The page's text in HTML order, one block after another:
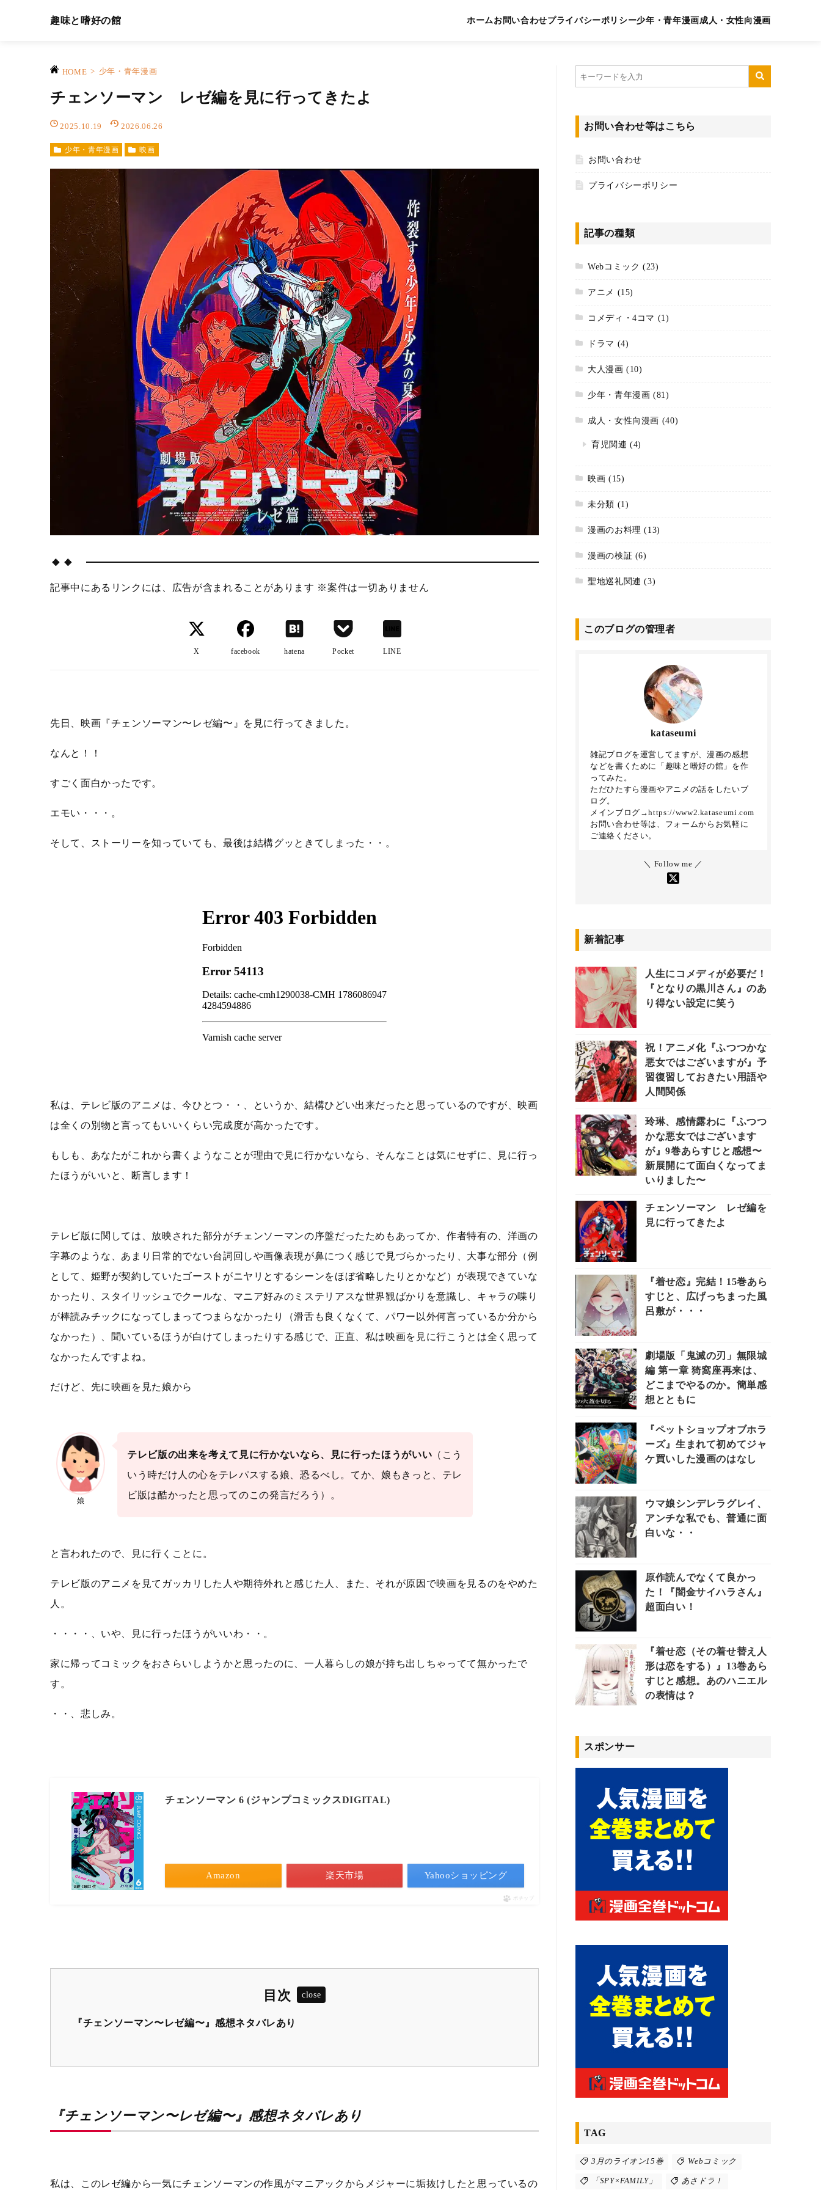
趣味と嗜好の館 ホームお問い合わせプライバシーポリシー少年・青年漫画成人・女性向漫画
HOME > 少年・青年漫画
チェンソーマン レゼ編を見に行ってきたよ
2025.10.19 2026.06.26
少年・青年漫画 映画
🔸🔸
記事中にあるリンクには、広告が含まれることがあります ※案件は一切ありません
X facebook hatena Pocket LINE
先日、映画『チェンソーマン〜レゼ編〜』を見に行ってきました。
なんと！！
すごく面白かったです。
エモい・・・。
そして、ストーリーを知っていても、最後は結構グッときてしまった・・。
私は、テレビ版のアニメは、今ひとつ・・、というか、結構ひどい出来だったと思っているのですが、映画
は全くの別物と言ってもいいくらい完成度が高かったです。
もしも、あなたがこれから書くようなことが理由で見に行かないなら、そんなことは気にせずに、見に行っ
たほうがいいと、断言します！
テレビ版に関しては、放映された部分がチェンソーマンの序盤だったためもあってか、作者特有の、洋画の
字幕のような、あまり日常的でない台詞回しや画像表現が鼻につく感じで見づらかったり、大事な部分（例
として、姫野が契約していたゴーストがニヤリとするシーンをほぼ省略したりとかなど）が表現できていな
かったり、スタイリッシュでクールな、マニア好みのミステリアスな世界観ばかりを意識し、キャラの喋り
が棒読みチックになってしまってつまらなかったり（滑舌も良くなくて、パワー以外何言っているか分から
なかった）、聞いているほうが白けてしまったりする感じで、正直、私は映画を見に行こうとは全く思って
なかったんですよね。
だけど、先に映画を見た娘から
娘
テレビ版の出来を考えて見に行かないなら、見に行ったほうがいい （こう
いう時だけ人の心をテレパスする娘、恐るべし。てか、娘もきっと、テレ
ビ版は酷かったと思ってのこの発言だろう）。
と言われたので、見に行くことに。
テレビ版のアニメを見てガッカリした人や期待外れと感じた人、また、それが原因で映画を見るのをやめた
人。
・・・・、いや、見に行ったほうがいいわ・・。
家に帰ってコミックをおさらいしようかと思ったのに、一人暮らしの娘が持ち出しちゃってて無かったで
す。
・・、悲しみ。
チェンソーマン 6 (ジャンプコミックスDIGITAL)
Amazon 楽天市場 Yahooショッピング
ポチップ
目次
『チェンソーマン〜レゼ編〜』感想ネタバレあり
『チェンソーマン〜レゼ編〜』感想ネタバレあり
私は、このレゼ編から一気にチェンソーマンの作風がマニアックからメジャーに垢抜けしたと思っているの
お問い合わせ等はこちら
お問い合わせ
プライバシーポリシー
記事の種類
Webコミック (23)
アニメ (15)
コメディ・4コマ (1)
ドラマ (4)
大人漫画 (10)
少年・青年漫画 (81)
成人・女性向漫画 (40)
育児関連 (4)
映画 (15)
未分類 (1)
漫画のお料理 (13)
漫画の検証 (6)
聖地巡礼関連 (3)
このブログの管理者
kataseumi
雑記ブログを運営してますが、漫画の感想
などを書くために「趣味と嗜好の館」を作
ってみた。
ただひたすら漫画やアニメの話をしたいブ
ログ。
メインブログ→https://www2.kataseumi.com
お問い合わせ等は、フォームからお気軽に
ご連絡ください。
＼ Follow me ／
新着記事
人生にコメディが必要だ！
『となりの黒川さん』のあ
り得ない設定に笑う
祝！アニメ化『ふつつかな
悪女ではございますが』予
習復習しておきたい用語や
人間関係
玲琳、感情露わに『ふつつ
かな悪女ではございます
が』9巻あらすじと感想〜
新展開にて面白くなってま
いりました〜
チェンソーマン レゼ編を
見に行ってきたよ
『着せ恋』完結！15巻あら
すじと、広げっちまった風
呂敷が・・・
劇場版「鬼滅の刃」無限城
編 第一章 猗窩座再来は、
どこまでやるのか。簡単感
想とともに
『ペットショップオブホラ
ーズ』生まれて初めてジャ
ケ買いした漫画のはなし
ウマ娘シンデレラグレイ、
アンチな私でも、普通に面
白いな・・
原作読んでなくて良かっ
た！『闇金サイハラさん』
超面白い！
『着せ恋（その着せ替え人
形は恋をする）』13巻あら
すじと感想。あのハニエル
の表情は？
スポンサー
TAG
3月のライオン15巻 Webコミック
「SPY×FAMILY」 あさドラ！